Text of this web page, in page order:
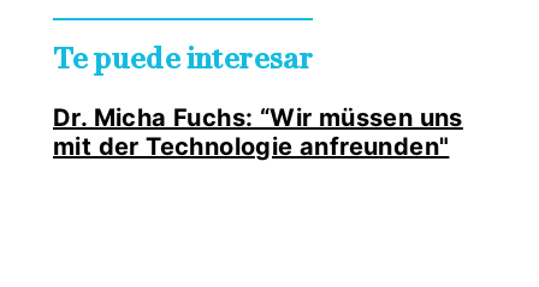
Te puede interesar
Dr. Micha Fuchs: “Wir müssen uns
mit der Technologie anfreunden"